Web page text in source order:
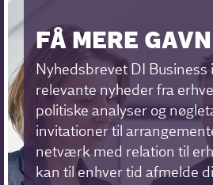
FÅ MERE
Nyhedsbrevet DI Business
relevante nyheder fra
politiske analyser og
invitationer til
netværk med relation til
kan til enhver tid afmelde